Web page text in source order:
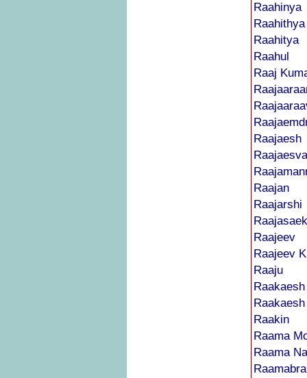
Raahinya
Raahithya
Raahitya
Raahul
Raaj
Raajaesh
Raajan
Raajarshi
Raajeev
Raajeev
Raaju
Raakaesh
Raakin
Raama
Raama